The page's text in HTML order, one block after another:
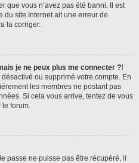
que vous n’avez pas été banni. Il est
site Internet ait une erreur de
la corriger.
je ne peux plus me connecter ?!
désactivé ou supprimé votre compte. En
les membres ne postant pas
Si cela vous arrive, tentez de vous
le forum.
passe ne puisse pas être récupéré, il